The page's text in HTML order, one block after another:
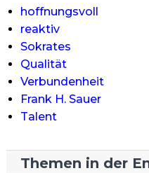
hoffnungsvoll
reaktiv
Sokrates
Qualität
Verbundenheit
Frank H. Sauer
Talent
Themen in der